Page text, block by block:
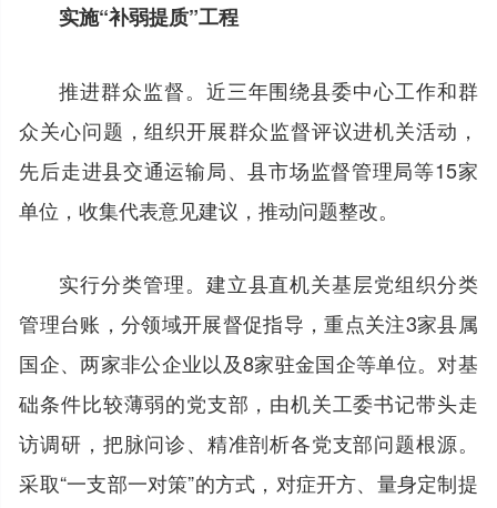
实施“补弱提质”工程
推进群众监督。近三年围绕县委中心工作和群
众关心问题，组织开展群众监督评议进机关活动，
先后走进县交通运输局、县市场监督管理局等15家
单位，收集代表意见建议，推动问题整改。
实行分类管理。建立县直机关基层党组织分类
管理台账，分领域开展督促指导，重点关注3家县属
国企、两家非公企业以及8家驻金国企等单位。对基
础条件比较薄弱的党支部，由机关工委书记带头走
访调研，把脉问诊、精准剖析各党支部问题根源。
采取“一支部一对策”的方式，对症开方、量身定制提